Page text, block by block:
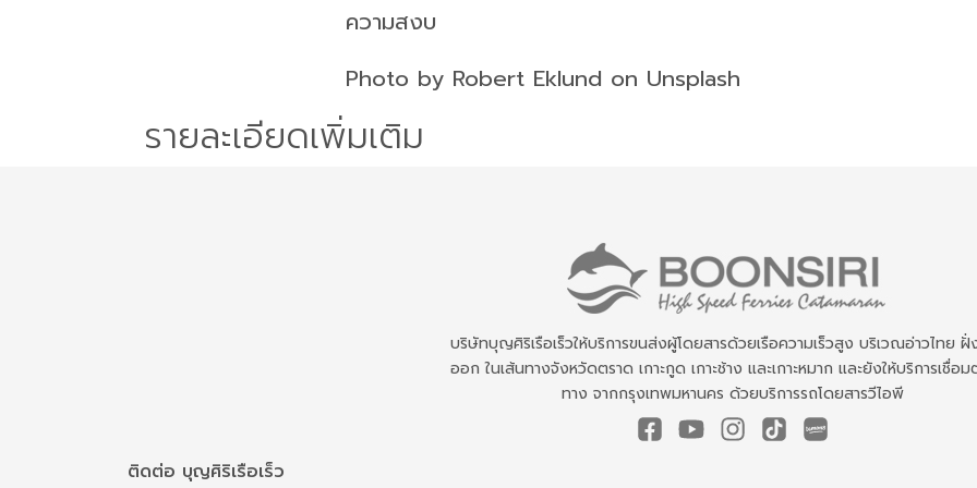
ความสงบ
Photo by Robert Eklund on Unsplash
รายละเอียดเพิ่มเติม
บริษัทบุญศิริเรือเร็วให้บริการขนส่งผู้โดยสารด้วยเรือความเร็วสูง บริเวณอ่าวไทย ฝั่
ออก ในเส้นทางจังหวัดตราด เกาะกูด เกาะช้าง และเกาะหมาก และยังให้บริการเชื่อ
ทาง จากกรุงเทพมหานคร ด้วยบริการรถโดยสารวีไอพี
ติดต่อ บุญศิริเรือเร็ว